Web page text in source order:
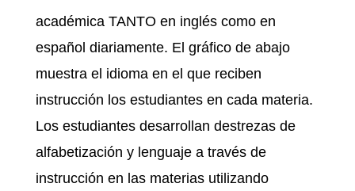
académica TANTO en inglés como en
español diariamente. El gráfico de abajo
muestra el idioma en el que reciben
instrucción los estudiantes en cada materia.
Los estudiantes desarrollan destrezas de
alfabetización y lenguaje a través de
instrucción en las materias utilizando